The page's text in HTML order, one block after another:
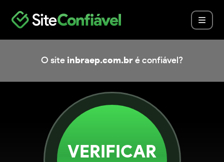
O site inbraep.com.br é confiável?
VERIFICAR